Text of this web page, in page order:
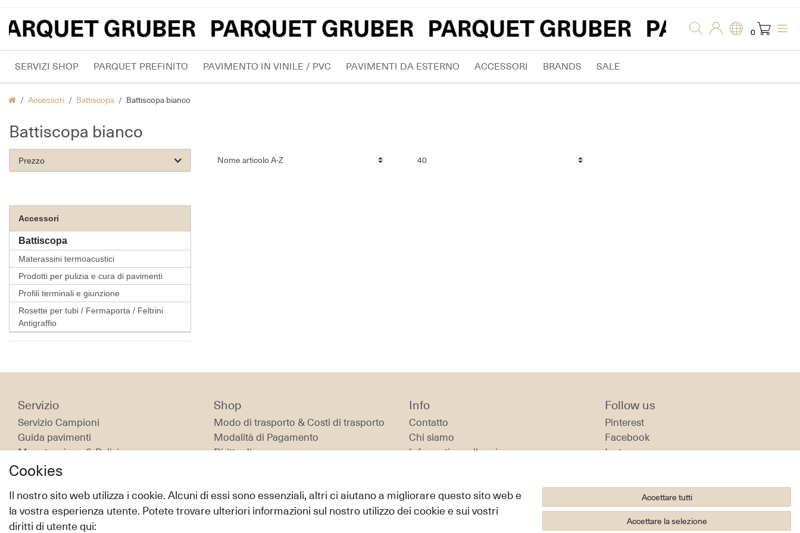
0
SERVIZI SHOP PARQUET PREFINITO PAVIMENTO IN VINILE / PVC PAVIMENTI DA ESTERNO ACCESSORI BRANDS SALE
Accessori Battiscopa Battiscopa bianco
Battiscopa bianco
Prezzo
Accessori
Battiscopa
Materassini termoacustici
Prodotti per pulizia e cura di pavimenti
Profili terminali e giunzione
Rosette per tubi / Fermaporta / Feltrini
Antigraffio
Servizio
Servizio Campioni
Guida pavimenti
Manutenzione & Pulizia
Istruzione Posa
Shop
Modo di trasporto & Costi di trasporto
Modalità di Pagamento
Diritto di recesso
Info
Contatto
Chi siamo
Informativa sulla privacy
Follow us
Pinterest
Facebook
Instagram
Cookies
Il nostro sito web utilizza i cookie. Alcuni di essi sono essenziali, altri ci aiutano a migliorare questo sito web e
la vostra esperienza utente. Potete trovare ulteriori informazioni sul nostro utilizzo dei cookie e sui vostri
diritti di utente qui:
Accettare tutti
Accettare la selezione